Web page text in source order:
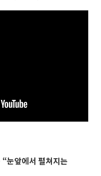
앞에서 펼쳐지는